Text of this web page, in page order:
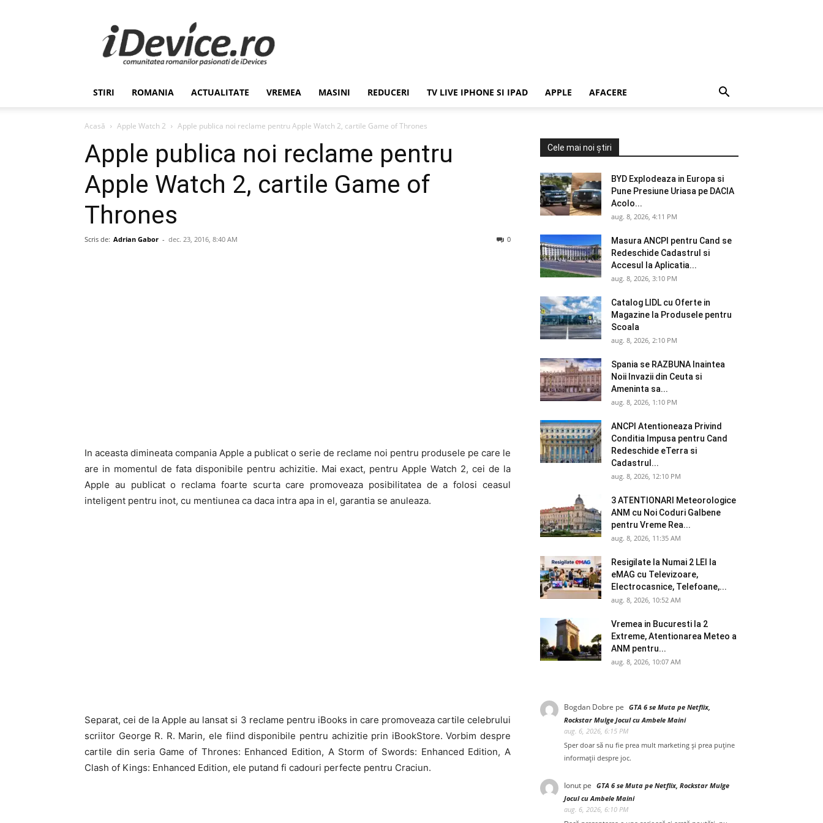
Stiri
de
Ultima
Ora
Romania,
Economie,
–
iDevice.ro
STIRI ROMANIA ACTUALITATE VREMEA MASINI REDUCERI TV LIVE IPHONE SI IPAD APPLE AFACERE
Acasă Apple Watch 2 Apple publica noi reclame pentru Apple Watch 2, cartile Game of Thrones
Apple publica noi reclame pentru
Apple Watch 2, cartile Game of
Thrones
Scris de: Adrian Gabor - dec. 23, 2016, 8:40 AM 0
In aceasta dimineata compania Apple a publicat o serie de reclame noi pentru produsele pe care le
are in momentul de fata disponibile pentru achizitie. Mai exact, pentru Apple Watch 2, cei de la
Apple au publicat o reclama foarte scurta care promoveaza posibilitatea de a folosi ceasul
inteligent pentru inot, cu mentiunea ca daca intra apa in el, garantia se anuleaza.
Separat, cei de la Apple au lansat si 3 reclame pentru iBooks in care promoveaza cartile celebrului
scriitor George R. R. Marin, ele fiind disponibile pentru achizitie prin iBookStore. Vorbim despre
cartile din seria Game of Thrones: Enhanced Edition, A Storm of Swords: Enhanced Edition, A
Clash of Kings: Enhanced Edition, ele putand fi cadouri perfecte pentru Craciun.
Cele mai noi știri
BYD Explodeaza in Europa si
Pune Presiune Uriasa pe DACIA
Acolo...
aug. 8, 2026, 4:11 PM
Masura ANCPI pentru Cand se
Redeschide Cadastrul si
Accesul la Aplicatia...
aug. 8, 2026, 3:10 PM
Catalog LIDL cu Oferte in
Magazine la Produsele pentru
Scoala
aug. 8, 2026, 2:10 PM
Spania se RAZBUNA Inaintea
Noii Invazii din Ceuta si
Ameninta sa...
aug. 8, 2026, 1:10 PM
ANCPI Atentioneaza Privind
Conditia Impusa pentru Cand
Redeschide eTerra si
Cadastrul...
aug. 8, 2026, 12:10 PM
3 ATENTIONARI Meteorologice
ANM cu Noi Coduri Galbene
pentru Vreme Rea...
aug. 8, 2026, 11:35 AM
Resigilate la Numai 2 LEI la
eMAG cu Televizoare,
Electrocasnice, Telefoane,...
aug. 8, 2026, 10:52 AM
Vremea in Bucuresti la 2
Extreme, Atentionarea Meteo a
ANM pentru...
aug. 8, 2026, 10:07 AM
Bogdan Dobre pe GTA 6 se Muta pe Netflix,
Rockstar Mulge Jocul cu Ambele Maini
aug. 6, 2026, 6:15 PM
Sper doar să nu fie prea mult marketing și prea puține
informații despre joc.
Ionut pe GTA 6 se Muta pe Netflix, Rockstar Mulge
Jocul cu Ambele Maini
aug. 6, 2026, 6:10 PM